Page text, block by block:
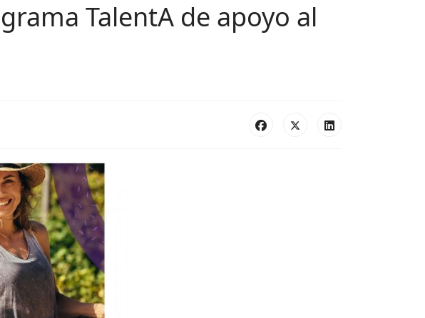
TalentA de apoyo al